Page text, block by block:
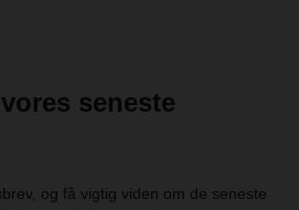
seneste
og få vigtig viden om de seneste